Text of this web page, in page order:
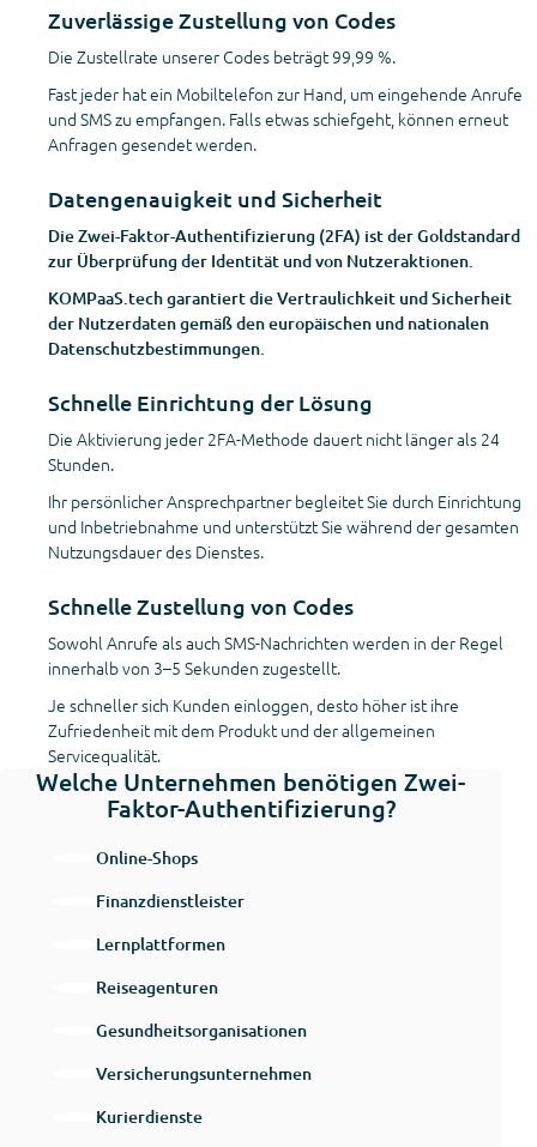
Zuverlässige Zustellung von Codes
Die Zustellrate unserer Codes beträgt 99,99 %.
Fast jeder hat ein Mobiltelefon zur Hand, um eingehende Anrufe
und SMS zu empfangen. Falls etwas schiefgeht, können erneut
Anfragen gesendet werden.
Datengenauigkeit und Sicherheit
Die Zwei-Faktor-Authentifizierung (2FA) ist der Goldstandard
zur Überprüfung der Identität und von Nutzeraktionen.
KOMPaaS.tech garantiert die Vertraulichkeit und Sicherheit
der Nutzerdaten gemäß den europäischen und nationalen
Datenschutzbestimmungen.
Schnelle Einrichtung der Lösung
Die Aktivierung jeder 2FA-Methode dauert nicht länger als 24
Stunden.
Ihr persönlicher Ansprechpartner begleitet Sie durch Einrichtung
und Inbetriebnahme und unterstützt Sie während der gesamten
Nutzungsdauer des Dienstes.
Schnelle Zustellung von Codes
Sowohl Anrufe als auch SMS-Nachrichten werden in der Regel
innerhalb von 3–5 Sekunden zugestellt.
Je schneller sich Kunden einloggen, desto höher ist ihre
Zufriedenheit mit dem Produkt und der allgemeinen
Servicequalität.
Welche Unternehmen benötigen Zwei-
Faktor-Authentifizierung?
Online-Shops
Finanzdienstleister
Lernplattformen
Reiseagenturen
Gesundheitsorganisationen
Versicherungsunternehmen
Kurierdienste